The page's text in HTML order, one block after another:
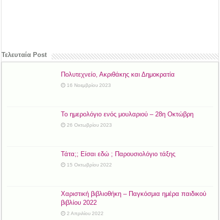
Τελευταία Post
Πολυτεχνείο, Ακριθάκης και Δημοκρατία
16 Νοεμβρίου 2023
Το ημερολόγιο ενός μουλαριού – 28η Οκτώβρη
26 Οκτωβρίου 2023
Τάτα;; Είσαι εδώ ; Παρουσιολόγιο τάξης
15 Οκτωβρίου 2022
Χαριστική βιβλιοθήκη – Παγκόσμια ημέρα παιδικού
βιβλίου 2022
2 Απριλίου 2022